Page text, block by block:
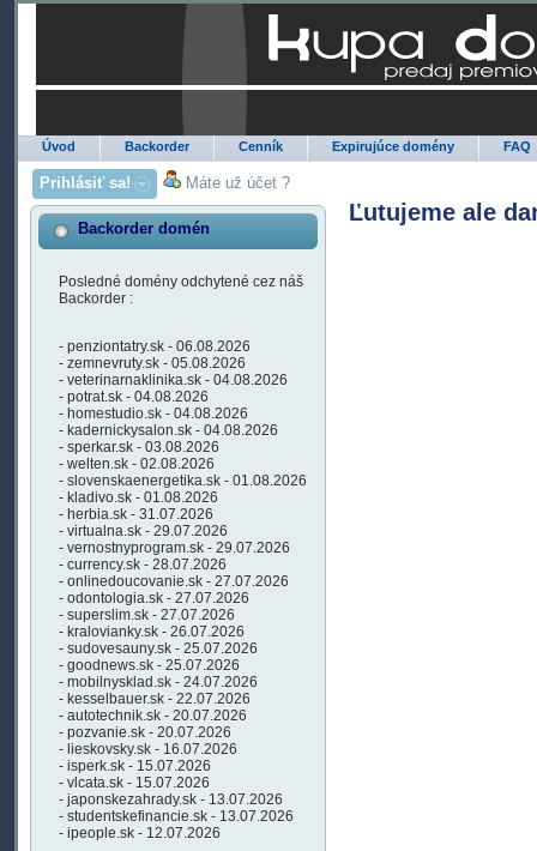
Úvod Backorder Cenník Expirujúce domény FAQ
Prihlásiť sa! Máte už účet ?
Backorder domén
Posledné domény odchytené cez náš
Backorder :
- penziontatry.sk - 06.08.2026
- zemnevruty.sk - 05.08.2026
- veterinarnaklinika.sk - 04.08.2026
- potrat.sk - 04.08.2026
- homestudio.sk - 04.08.2026
- kadernickysalon.sk - 04.08.2026
- sperkar.sk - 03.08.2026
- welten.sk - 02.08.2026
- slovenskaenergetika.sk - 01.08.2026
- kladivo.sk - 01.08.2026
- herbia.sk - 31.07.2026
- virtualna.sk - 29.07.2026
- vernostnyprogram.sk - 29.07.2026
- currency.sk - 28.07.2026
- onlinedoucovanie.sk - 27.07.2026
- odontologia.sk - 27.07.2026
- superslim.sk - 27.07.2026
- kralovianky.sk - 26.07.2026
- sudovesauny.sk - 25.07.2026
- goodnews.sk - 25.07.2026
- mobilnysklad.sk - 24.07.2026
- kesselbauer.sk - 22.07.2026
- autotechnik.sk - 20.07.2026
- pozvanie.sk - 20.07.2026
- lieskovsky.sk - 16.07.2026
- isperk.sk - 15.07.2026
- vlcata.sk - 15.07.2026
- japonskezahrady.sk - 13.07.2026
- studentskefinancie.sk - 13.07.2026
- ipeople.sk - 12.07.2026
Ľutujeme ale